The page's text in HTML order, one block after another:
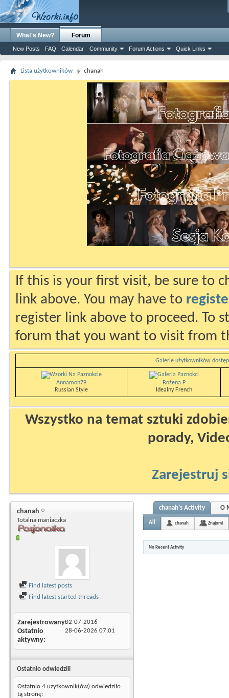
What's New? Forum
New Posts FAQ Calendar Community Forum Actions Quick Links
Lista użytkowników chanah
If this is your first visit, be sure to
link above. You may have to
register link above to proceed. To
forum that you want to visit from
Galerie użytkowników
Annamon79
Russian Style
Bożena P
Idealny French
Wszystko na temat sztuki
porady,
Zarejestruj
chanah
Totalna maniaczka
Find latest posts
Find latest started threads
Zarejestrowany02-07-2016
Ostatnio
aktywny
28-06-2026 07:01
Ostatnio odwiedzili
Ostatnio 4 użytkownik(ów) odwiedziło
tą stronę:
chanah's Activity O
All chanah Znajomi
No Recent Activity